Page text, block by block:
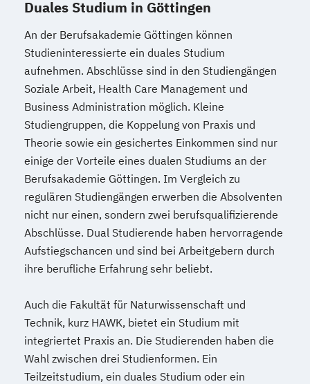
Duales Studium in Göttingen
An der Berufsakademie Göttingen können
Studieninteressierte ein duales Studium
aufnehmen. Abschlüsse sind in den Studiengängen
Soziale Arbeit, Health Care Management und
Business Administration möglich. Kleine
Studiengruppen, die Koppelung von Praxis und
Theorie sowie ein gesichertes Einkommen sind nur
einige der Vorteile eines dualen Studiums an der
Berufsakademie Göttingen. Im Vergleich zu
regulären Studiengängen erwerben die Absolventen
nicht nur einen, sondern zwei berufsqualifizierende
Abschlüsse. Dual Studierende haben hervorragende
Aufstiegschancen und sind bei Arbeitgebern durch
ihre berufliche Erfahrung sehr beliebt.
Auch die Fakultät für Naturwissenschaft und
Technik, kurz HAWK, bietet ein Studium mit
integriertet Praxis an. Die Studierenden haben die
Wahl zwischen drei Studienformen. Ein
Teilzeitstudium, ein duales Studium oder ein